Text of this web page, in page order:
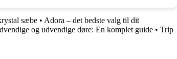
sæbe • Adora – det bedste valg til dit
og udvendige døre: En komplet guide • Trip